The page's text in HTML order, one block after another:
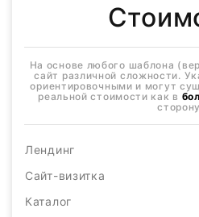
На основе любого шаблона
сайт различной сложности.
ориентировочными и могут
реальной стоимости как в
Лендинг
Сайт-визитка
Каталог